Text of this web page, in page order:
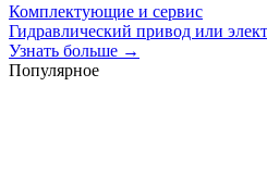
Комплектующие и сервис
Гидравлический привод или
Узнать больше →
Популярное